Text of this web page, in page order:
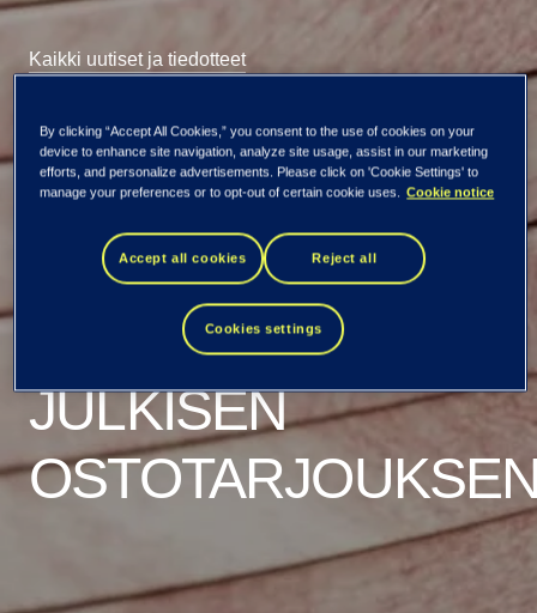
Kaikki uutiset ja tiedotteet
TIETO SAATTAA
PÄÄTÖKSEEN
AVEGASTA
TEKEMÄNSÄ
JULKISEN
By clicking “Accept All Cookies,” you consent to the use of cookies on your
device to enhance site navigation, analyze site usage, assist in our marketing
efforts, and personalize advertisements. Please click on 'Cookie Settings' to
manage your preferences or to opt-out of certain cookie uses.
Cookie notice
Accept all cookies Reject all
Cookies settings